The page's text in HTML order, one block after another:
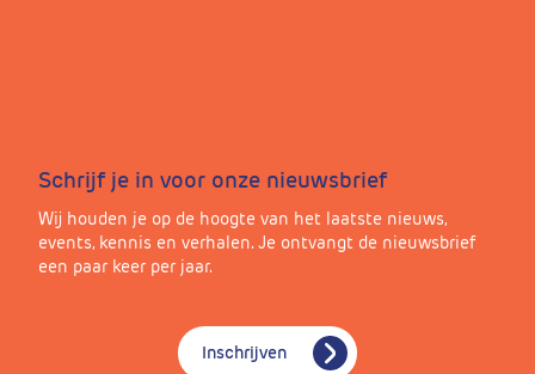
Schrijf je in voor onze nieuwsbrief
Wij houden je op de hoogte van het laatste nieuws,
events, kennis en verhalen. Je ontvangt de nieuwsbrief
een paar keer per jaar.
Inschrijven